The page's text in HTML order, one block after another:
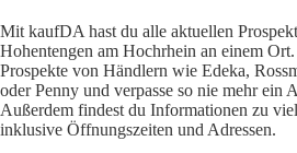
Mit kaufDA hast du alle aktuellen
Hohentengen am Hochrhein an einem
Prospekte von Händlern wie Edeka,
oder Penny und verpasse so nie mehr ein
Außerdem findest du Informationen zu
inklusive Öffnungszeiten und Adressen.